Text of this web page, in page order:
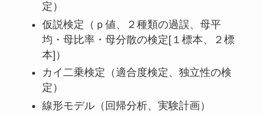
定）
仮説検定（ｐ値、２種類の過誤、母平
均・母比率・母分散の検定[１標本、２標
本]）
カイ二乗検定（適合度検定、独立性の検
定）
線形モデル（回帰分析、実験計画）